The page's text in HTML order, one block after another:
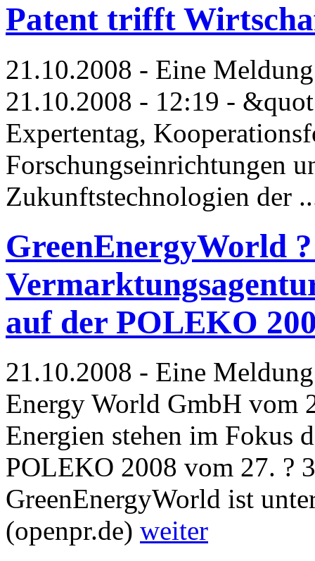
Patent trifft
21.10.2008 - Eine
21.10.2008 - 12:19 -
Expertentag,
Forschungseinrichtungen
Zukunftstechnologien der
GreenEnergyWorld
auf der POLEKO
21.10.2008 - Eine
Energy World GmbH vom
Energien stehen im Fokus
POLEKO 2008 vom 27. ?
GreenEnergyWorld ist
(openpr.de) weiter